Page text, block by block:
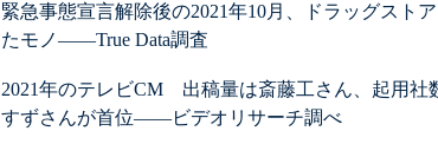
緊急事態宣言解除後の2021年10月、ドラッグスト
たモノ――True Data調査
2021年のテレビCM 出稿量は斎藤工さん、起用社
すずさんが首位――ビデオリサーチ調べ